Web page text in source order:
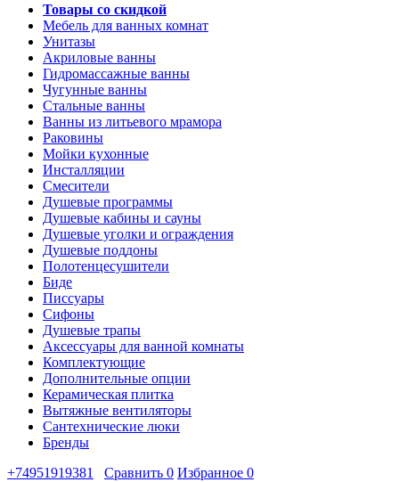
Товары со скидкой
Мебель для ванных комнат
Унитазы
Акриловые ванны
Гидромассажные ванны
Чугунные ванны
Стальные ванны
Ванны из литьевого мрамора
Раковины
Мойки кухонные
Инсталляции
Смесители
Душевые программы
Душевые кабины и сауны
Душевые уголки и ограждения
Душевые поддоны
Полотенцесушители
Биде
Писсуары
Сифоны
Душевые трапы
Аксессуары для ванной комнаты
Комплектующие
Дополнительные опции
Керамическая плитка
Вытяжные вентиляторы
Сантехнические люки
Бренды
+74951919381
Сравнить 0 Избранное 0